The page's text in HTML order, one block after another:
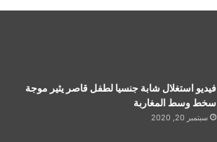
فيديو استغلال شابة جنسيا لطفل قاصر يثير موجة
سخط وسط المغاربة
سبتمبر 20, 2020